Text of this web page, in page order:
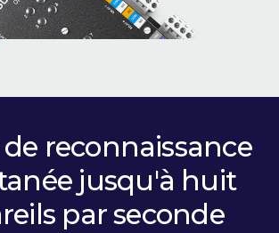
de reconnaissance
jusqu'à huit
par seconde